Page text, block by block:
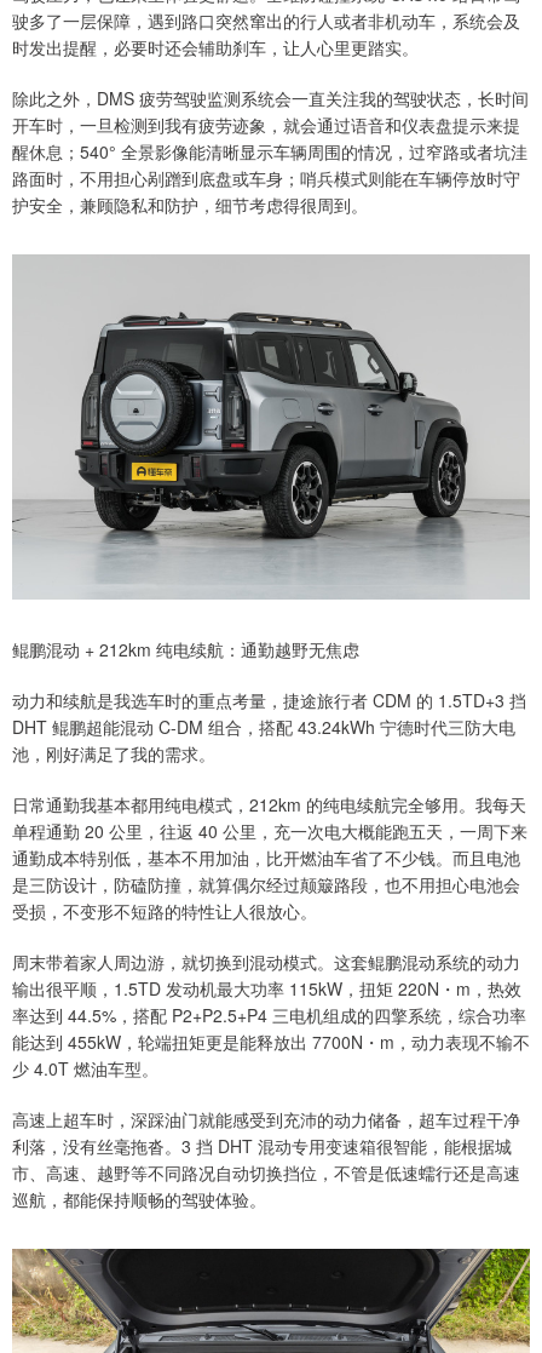
驶多了一层保障，遇到路口突然窜出的行人或者非机动车，系统会及
时发出提醒，必要时还会辅助刹车，让人心里更踏实。
除此之外，DMS 疲劳驾驶监测系统会一直关注我的驾驶状态，长时间
开车时，一旦检测到我有疲劳迹象，就会通过语音和仪表盘提示来提
醒休息；540° 全景影像能清晰显示车辆周围的情况，过窄路或者坑洼
路面时，不用担心剐蹭到底盘或车身；哨兵模式则能在车辆停放时守
护安全，兼顾隐私和防护，细节考虑得很周到。
鲲鹏混动 + 212km 纯电续航：通勤越野无焦虑
动力和续航是我选车时的重点考量，捷途旅行者 CDM 的 1.5TD+3 挡
DHT 鲲鹏超能混动 C-DM 组合，搭配 43.24kWh 宁德时代三防大电
池，刚好满足了我的需求。
日常通勤我基本都用纯电模式，212km 的纯电续航完全够用。我每天
单程通勤 20 公里，往返 40 公里，充一次电大概能跑五天，一周下来
通勤成本特别低，基本不用加油，比开燃油车省了不少钱。而且电池
是三防设计，防磕防撞，就算偶尔经过颠簸路段，也不用担心电池会
受损，不变形不短路的特性让人很放心。
周末带着家人周边游，就切换到混动模式。这套鲲鹏混动系统的动力
输出很平顺，1.5TD 发动机最大功率 115kW，扭矩 220N・m，热效
率达到 44.5%，搭配 P2+P2.5+P4 三电机组成的四擎系统，综合功率
能达到 455kW，轮端扭矩更是能释放出 7700N・m，动力表现不输不
少 4.0T 燃油车型。
高速上超车时，深踩油门就能感受到充沛的动力储备，超车过程干净
利落，没有丝毫拖沓。3 挡 DHT 混动专用变速箱很智能，能根据城
市、高速、越野等不同路况自动切换挡位，不管是低速蠕行还是高速
巡航，都能保持顺畅的驾驶体验。